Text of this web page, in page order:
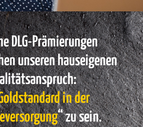
DLG-Prämierungen
unseren hauseigenen
in der
“ zu sein.